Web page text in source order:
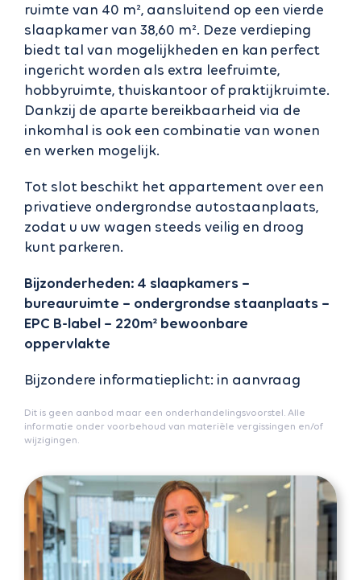
ruimte van 40 m², aansluitend op een vierde
slaapkamer van 38,60 m². Deze verdieping
biedt tal van mogelijkheden en kan perfect
ingericht worden als extra leefruimte,
hobbyruimte, thuiskantoor of praktijkruimte.
Dankzij de aparte bereikbaarheid via de
inkomhal is ook een combinatie van wonen
en werken mogelijk.
Tot slot beschikt het appartement over een
privatieve ondergrondse autostaanplaats,
zodat u uw wagen steeds veilig en droog
kunt parkeren.
Bijzonderheden: 4 slaapkamers –
bureauruimte – ondergrondse staanplaats –
EPC B-label – 220m² bewoonbare
oppervlakte
Bijzondere informatieplicht: in aanvraag
Dit is geen aanbod maar een onderhandelingsvoorstel. Alle
informatie onder voorbehoud van materiële vergissingen en/of
wijzigingen.